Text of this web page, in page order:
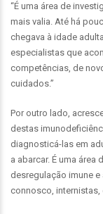
“É uma área de
mais valia. Até há
chegava à idade
especialistas que
competências, de
cuidados.”
Por outro lado,
destas
diagnosticá-las em
a abarcar. É uma
desregulação imune
connosco, internistas,